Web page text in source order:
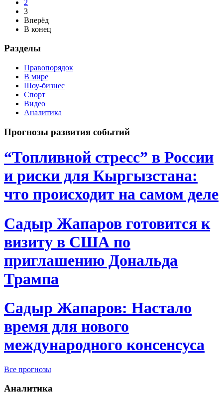
2
3
Вперёд
В конец
Разделы
Правопорядок
В мире
Шоу-бизнес
Спорт
Видео
Аналитика
Прогнозы развития событий
“Топливной стресс” в России
и риски для Кыргызстана:
что происходит на самом деле
Садыр Жапаров готовится к
визиту в США по
приглашению Дональда
Трампа
Садыр Жапаров: Настало
время для нового
международного консенсуса
Все прогнозы
Аналитика